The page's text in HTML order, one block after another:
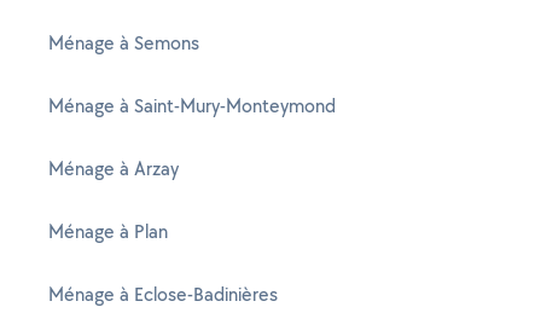
Ménage à Semons
Ménage à Saint-Mury-Monteymond
Ménage à Arzay
Ménage à Plan
Ménage à Eclose-Badinières